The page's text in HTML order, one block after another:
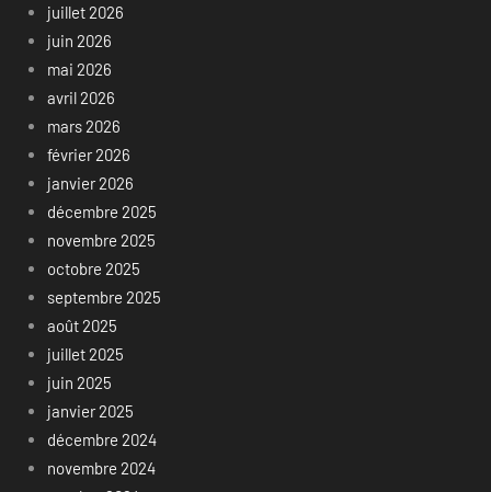
juillet 2026
juin 2026
mai 2026
avril 2026
mars 2026
février 2026
janvier 2026
décembre 2025
novembre 2025
octobre 2025
septembre 2025
août 2025
juillet 2025
juin 2025
janvier 2025
décembre 2024
novembre 2024